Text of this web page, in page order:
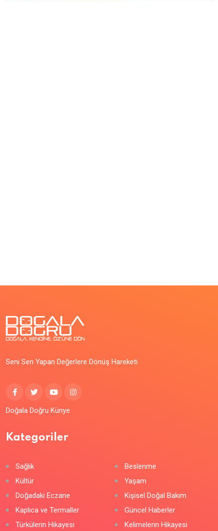
Seni Sen Yapan Değerlere Dönüş Hareketi
Doğala Doğru Künye
Kategoriler
Sağlık
Beslenme
Kültür
Yaşam
Doğadaki Eczane
Kişisel Doğal Bakım
Kaplıca ve Termaller
Güncel Haberler
Türkülerin Hikayesi
Kelimelerin Hikayesi